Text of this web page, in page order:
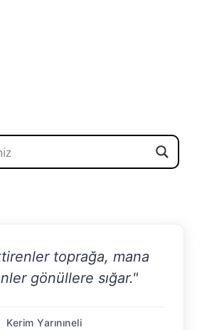
toprağa, mana
gönüllere sığar."
Kerim Yarınıneli